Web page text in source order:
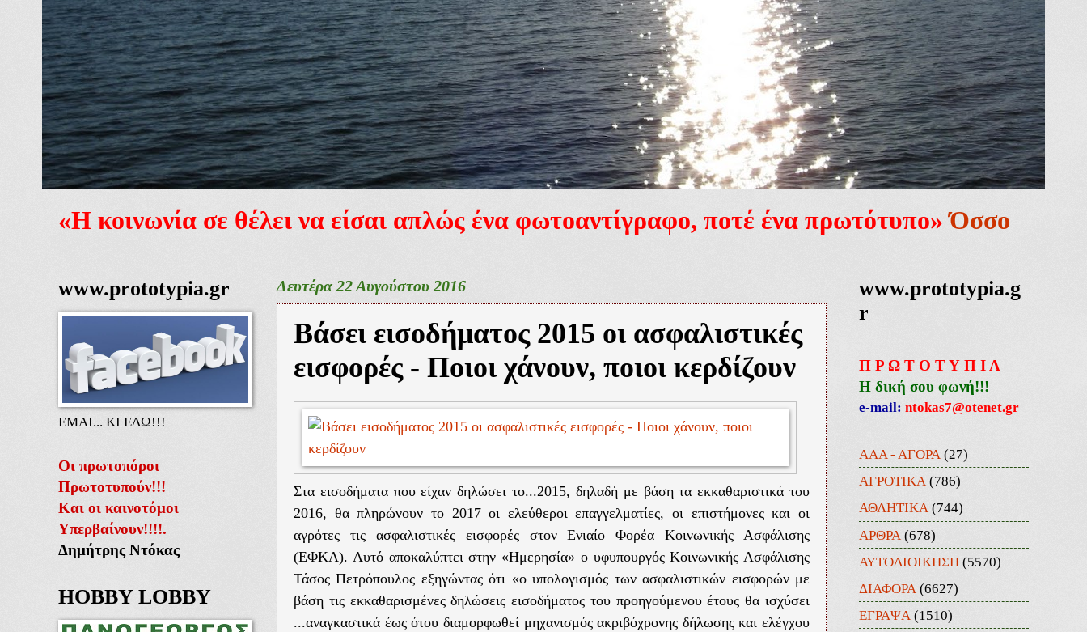
«Η κοινωνία σε θέλει να είσαι απλώς ένα φωτοαντίγραφο, ποτέ ένα πρωτότυπο» Όσσο
Δευτέρα 22 Αυγούστου 2016
Βάσει εισοδήματος 2015 οι ασφαλιστικές
εισφορές - Ποιοι χάνουν, ποιοι κερδίζουν
Στα εισοδήματα που είχαν δηλώσει το...2015, δηλαδή με βάση τα εκκαθαριστικά του
2016, θα πληρώνουν το 2017 οι ελεύθεροι επαγγελματίες, οι επιστήμονες και οι
αγρότες τις ασφαλιστικές εισφορές στον Ενιαίο Φορέα Κοινωνικής Ασφάλισης
(ΕΦΚΑ). Αυτό αποκαλύπτει στην «Ημερησία» ο υφυπουργός Κοινωνικής Ασφάλισης
Τάσος Πετρόπουλος εξηγώντας ότι «ο υπολογισμός των ασφαλιστικών εισφορών με
βάση τις εκκαθαρισμένες δηλώσεις εισοδήματος του προηγούμενου έτους θα ισχύσει
...αναγκαστικά έως ότου διαμορφωθεί μηχανισμός ακριβόχρονης δήλωσης και ελέγχου
www.prototypia.gr
ΕΜΑΙ... ΚΙ ΕΔΩ!!!
Οι πρωτοπόροι
Πρωτοτυπούν!!!
Και οι καινοτόμοι
Υπερβαίνουν!!!!.
Δημήτρης Ντόκας
HOBBY LOBBY
www.prototypia.g
r
Π Ρ Ω Τ Ο Τ Υ Π Ι Α
Η δική σου φωνή!!!
e-mail: ntokas7@otenet.gr
ΑΑΑ - ΑΓΟΡΑ (27)
ΑΓΡΟΤΙΚΑ (786)
ΑΘΛΗΤΙΚΑ (744)
ΑΡΘΡΑ (678)
ΑΥΤΟΔΙΟΙΚΗΣΗ (5570)
ΔΙΑΦΟΡΑ (6627)
ΕΓΡΑΨΑ (1510)